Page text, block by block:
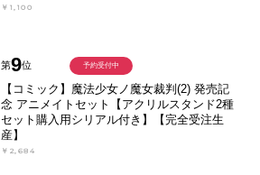
￥1,100
第9位
【コミック】魔法少女ノ魔女裁判(2) 発売記
念 アニメイトセット【アクリルスタンド2種
セット購入用シリアル付き】【完全受注生
産】
￥2,684
予約受付中